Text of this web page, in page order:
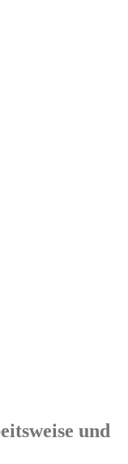
und